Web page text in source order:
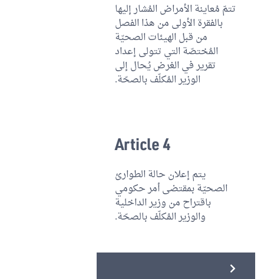
تتمّ مُعاينة الأمراض المُشار إليها
بالفقرة الأولى من هذا الفصل
من قبل الهيئات الصحيّة
المُختصّة التي تتولى إعداد
تقرير في الغرض يُحال إلى
الوزير المُكلّف بالصحّة.
Article 4
يتم إعلان حالة الطوارئ
الصحيّة بمقتضى أمر حكومي
باقتراح من وزير الداخلية
والوزير المُكلّف بالصحّة.